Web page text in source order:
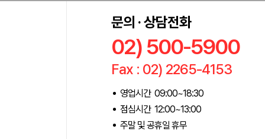
문의 · 상담전화
02) 500-5900
Fax : 02) 2265-4153
영업시간 09:00~18:30
점심시간 12:00~13:00
주말 및 공휴일 휴무